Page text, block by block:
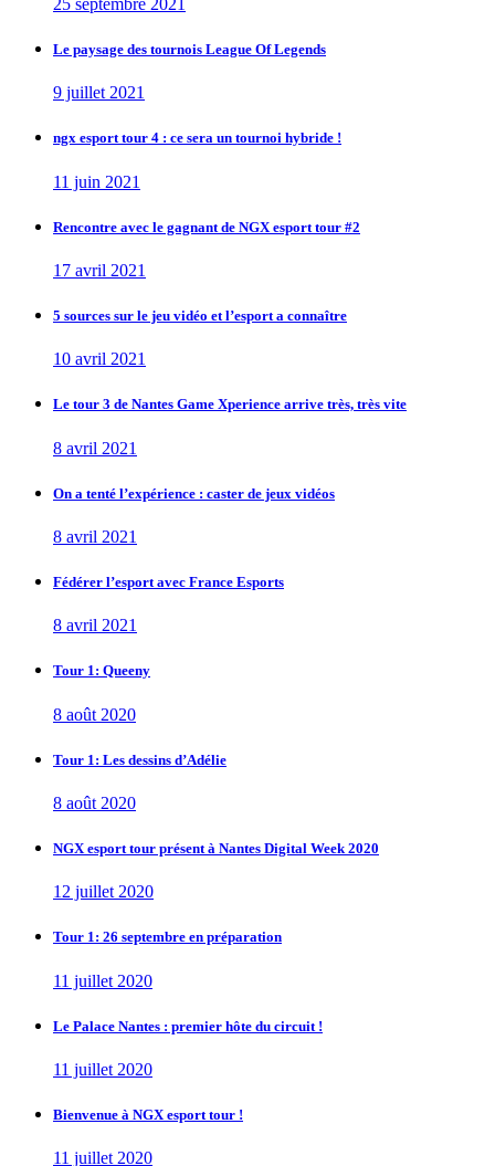
Le paysage des tournois League Of Legends
9 juillet 2021
ngx esport tour 4 : ce sera un tournoi hybride !
11 juin 2021
Rencontre avec le gagnant de NGX esport tour #2
17 avril 2021
5 sources sur le jeu vidéo et l’esport a connaître
10 avril 2021
Le tour 3 de Nantes Game Xperience arrive très, très vite
8 avril 2021
On a tenté l’expérience : caster de jeux vidéos
8 avril 2021
Fédérer l’esport avec France Esports
8 avril 2021
Tour 1: Queeny
8 août 2020
Tour 1: Les dessins d’Adélie
8 août 2020
NGX esport tour présent à Nantes Digital Week 2020
12 juillet 2020
Tour 1: 26 septembre en préparation
11 juillet 2020
Le Palace Nantes : premier hôte du circuit !
11 juillet 2020
Bienvenue à NGX esport tour !
11 juillet 2020